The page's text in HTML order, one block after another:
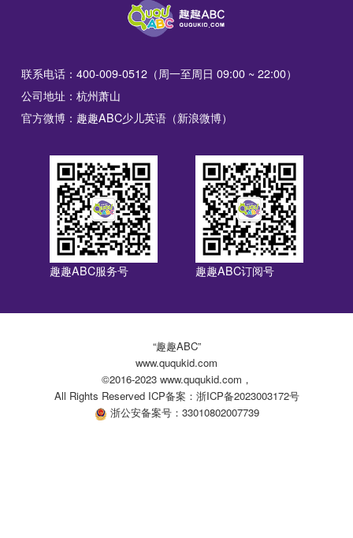
联系电话：400-009-0512（周一至周日 09:00 ~ 22:00）
公司地址：杭州萧山
官方微博：趣趣ABC少儿英语（新浪微博）
趣趣ABC服务号 趣趣ABC订阅号
“趣趣ABC”
www.ququkid.com
©2016-2023 www.ququkid.com，
All Rights Reserved ICP备案：浙ICP备2023003172号
浙公安备案号：33010802007739